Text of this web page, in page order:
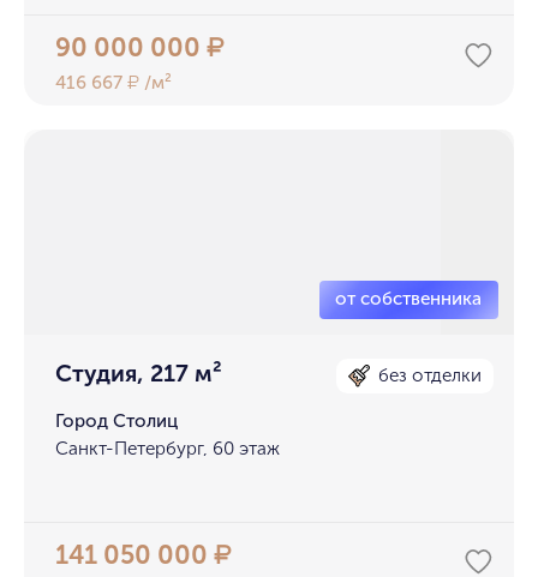
90 000 000₽
416 667₽ /м²
Студия, 217 м² без отделки
Город Столиц
Санкт-Петербург, 60 этаж
141 050 000₽